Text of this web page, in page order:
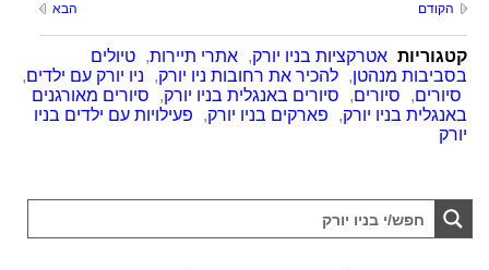
הקודם הבא
קטגוריות אטרקציות בניו יורק, אתרי תיירות, טיולים
בסביבות מנהטן, להכיר את רחובות ניו יורק, ניו יורק עם ילדים,
סיורים, סיורים, סיורים באנגלית בניו יורק,
סיורים מאורגנים
באנגלית בניו יורק, פארקים בניו יורק,
פעילויות עם ילדים בניו
יורק